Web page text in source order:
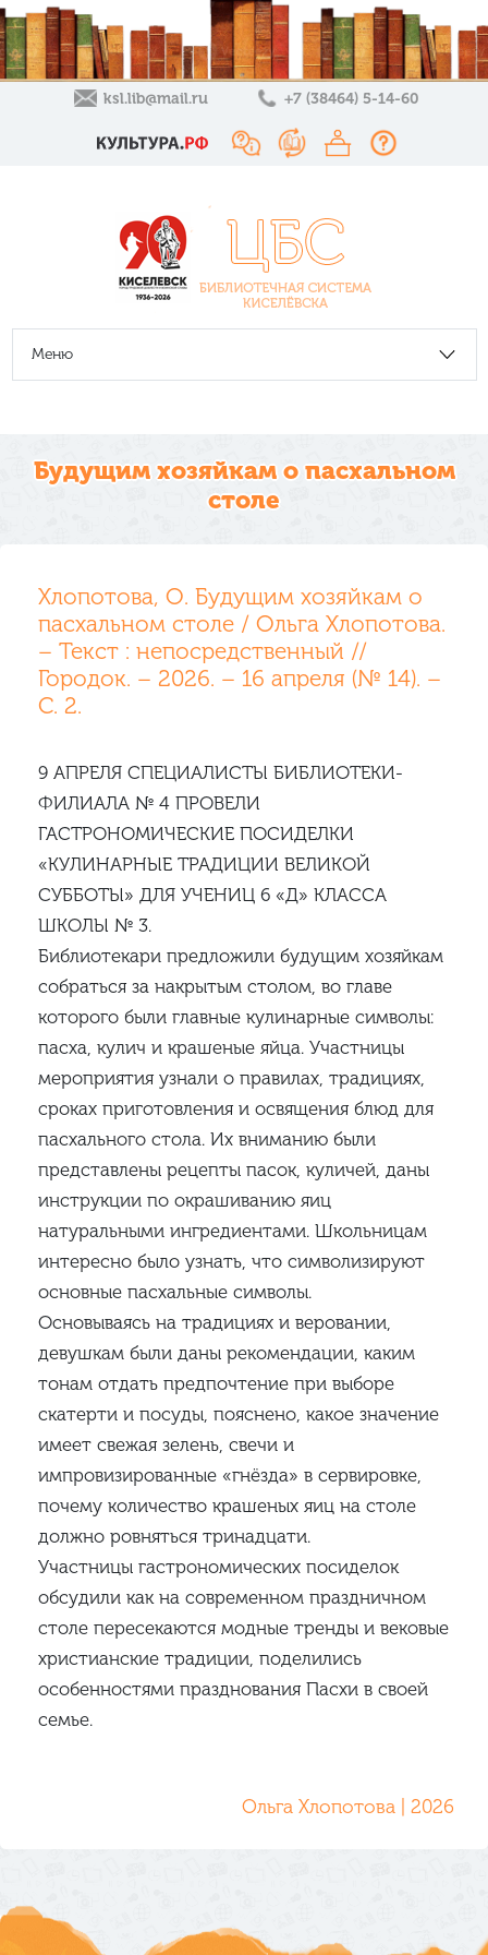
ksl.lib@mail.ru +7 (38464) 5-14-60
Меню
Будущим хозяйкам о пасхальном
столе
Хлопотова, О. Будущим хозяйкам о
пасхальном столе / Ольга Хлопотова.
– Текст : непосредственный //
Городок. – 2026. – 16 апреля (№ 14). –
С. 2.
9 АПРЕЛЯ СПЕЦИАЛИСТЫ БИБЛИОТЕКИ-
ФИЛИАЛА № 4 ПРОВЕЛИ
ГАСТРОНОМИЧЕСКИЕ ПОСИДЕЛКИ
«КУЛИНАРНЫЕ ТРАДИЦИИ ВЕЛИКОЙ
СУББОТЫ» ДЛЯ УЧЕНИЦ 6 «Д» КЛАССА
ШКОЛЫ № 3.
Библиотекари предложили будущим хозяйкам
собраться за накрытым столом, во главе
которого были главные кулинарные символы:
пасха, кулич и крашеные яйца. Участницы
мероприятия узнали о правилах, традициях,
сроках приготовления и освящения блюд для
пасхального стола. Их вниманию были
представлены рецепты пасок, куличей, даны
инструкции по окрашиванию яиц
натуральными ингредиентами. Школьницам
интересно было узнать, что символизируют
основные пасхальные символы.
Основываясь на традициях и веровании,
девушкам были даны рекомендации, каким
тонам отдать предпочтение при выборе
скатерти и посуды, пояснено, какое значение
имеет свежая зелень, свечи и
импровизированные «гнёзда» в сервировке,
почему количество крашеных яиц на столе
должно ровняться тринадцати.
Участницы гастрономических посиделок
обсудили как на современном праздничном
столе пересекаются модные тренды и вековые
христианские традиции, поделились
особенностями празднования Пасхи в своей
семье.
Ольга Хлопотова | 2026